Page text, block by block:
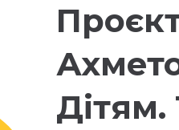
Дітям.